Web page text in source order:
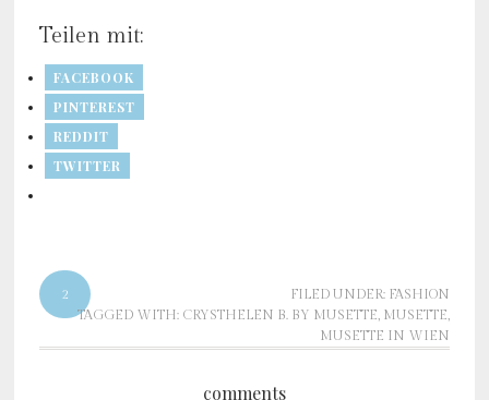
Teilen mit:
FACEBOOK
PINTEREST
REDDIT
TWITTER
2 FILED UNDER: FASHION
TAGGED WITH: CRYSTHELEN B. BY MUSETTE, MUSETTE,
MUSETTE IN WIEN
comments